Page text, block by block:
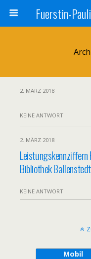
2. MÄRZ 2018
KEINE ANTWORT
2. MÄRZ 2018
Bibliothek Ballenstedt
KEINE ANTWORT
Mobil